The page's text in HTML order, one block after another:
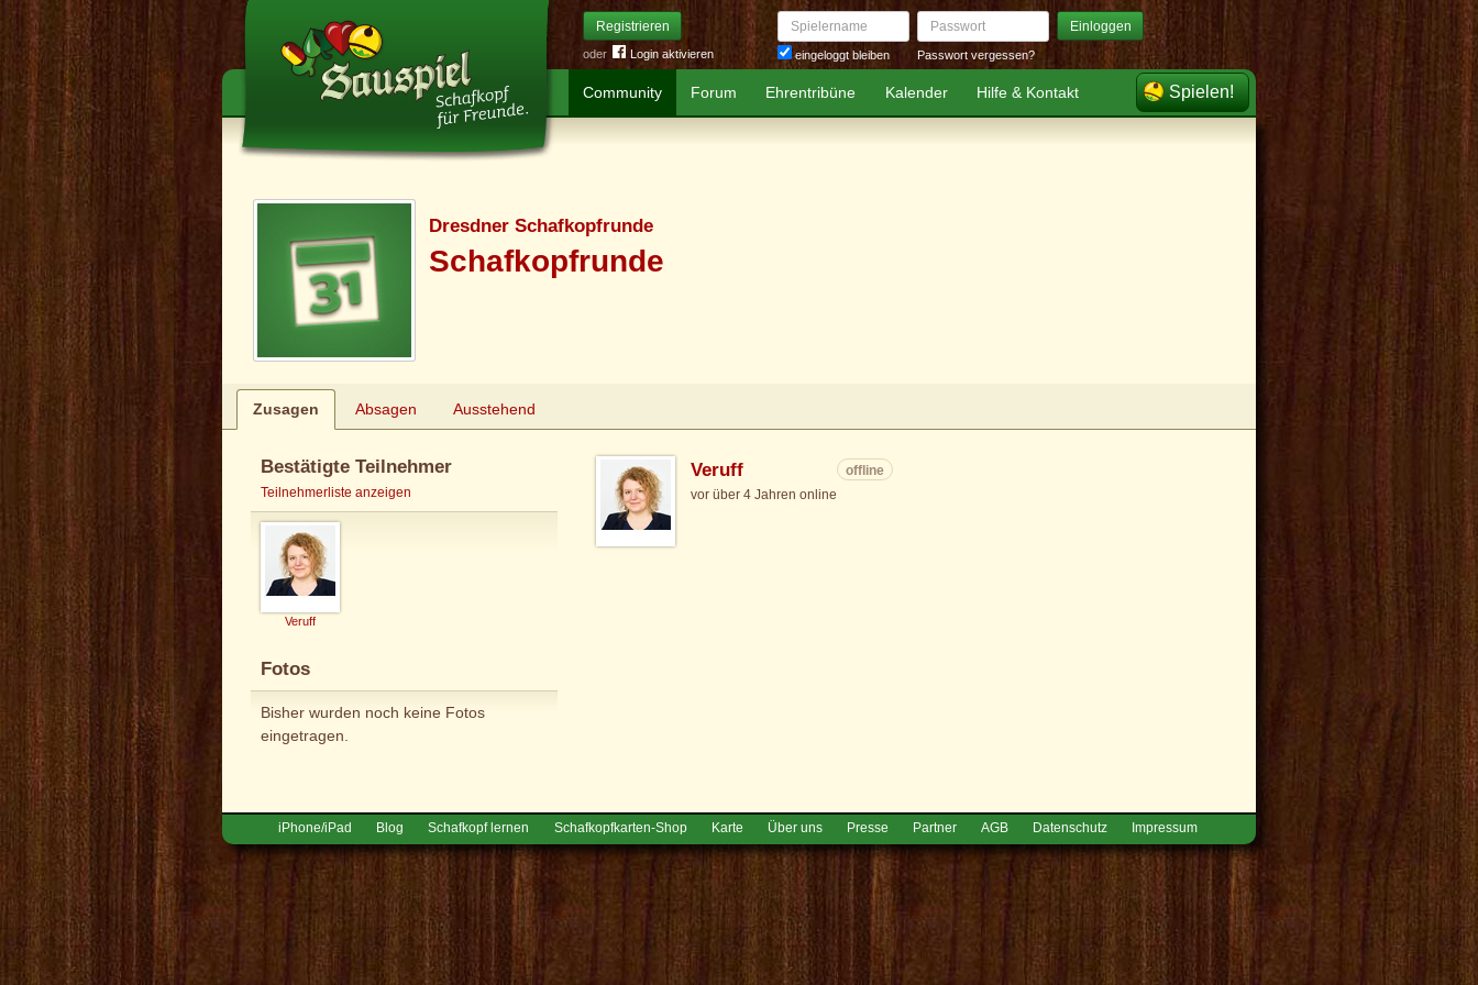
Registrieren
oder Login aktivieren
Spielername
eingeloggt bleiben
Passwort Einloggen
Passwort vergessen?
Community Forum Ehrentribüne Kalender Hilfe & Kontakt Spielen!
Dresdner Schafkopfrunde
Schafkopfrunde
Zusagen Absagen Ausstehend
Bestätigte Teilnehmer
Teilnehmerliste anzeigen
Veruff
Fotos
Bisher wurden noch keine Fotos
eingetragen.
Veruff
offline
vor über 4 Jahren online
iPhone/iPad Blog Schafkopf lernen Schafkopfkarten-Shop Karte Über uns Presse Partner AGB Datenschutz Impressum